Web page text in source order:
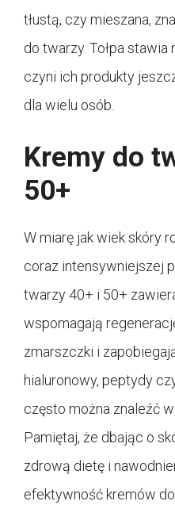
tłustą, czy mieszana,
do twarzy. Tołpa stawia
czyni ich produkty
dla wielu osób.
Kremy do
50+
W miarę jak wiek skóry
coraz intensywniejszej
twarzy 40+ i 50+
wspomagają
zmarszczki i
hialuronowy, peptydy
często można znaleźć
Pamiętaj, że dbając o
zdrową dietę i
efektywność kremów